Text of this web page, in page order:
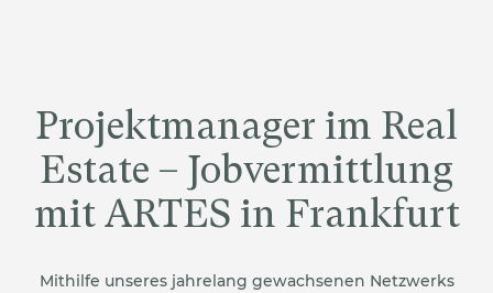
Projektmanager im Real
Estate – Jobvermittlung
mit ARTES in Frankfurt
Mithilfe unseres jahrelang gewachsenen Netzwerks